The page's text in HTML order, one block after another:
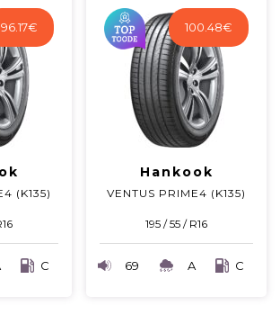
96.17€
(K135)
C
100.48€
Hankook
VENTUS PRIME4 (K135)
195 / 55 / R16
69 A C